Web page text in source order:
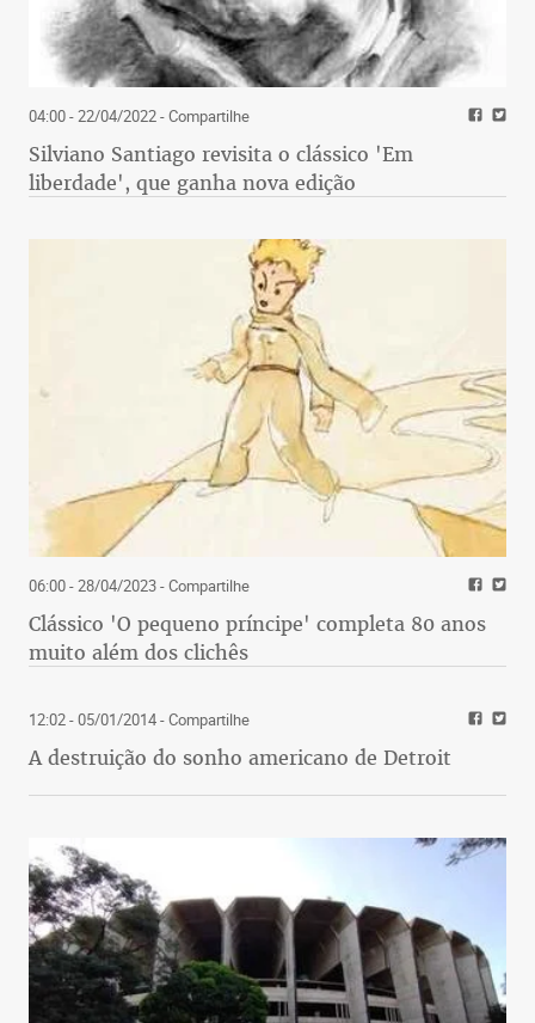
04:00 - 22/04/2022- Compartilhe
Silviano Santiago revisita o clássico 'Em
liberdade', que ganha nova edição
06:00 - 28/04/2023- Compartilhe
Clássico 'O pequeno príncipe' completa 80 anos
muito além dos clichês
12:02 - 05/01/2014- Compartilhe
A destruição do sonho americano de Detroit